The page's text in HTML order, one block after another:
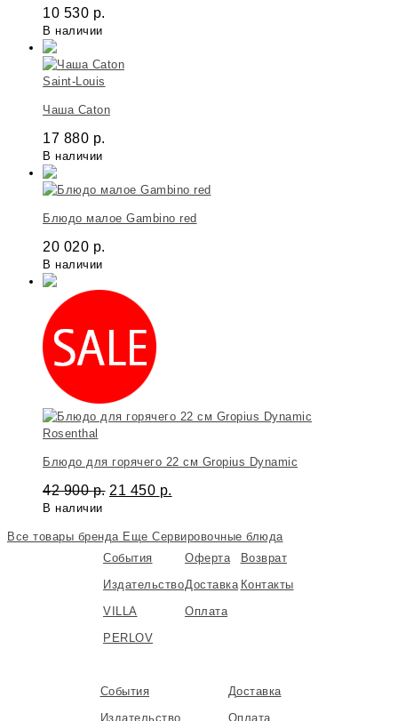
10 530 р.
В наличии
Saint-Louis
Чаша Caton
17 880 р.
В наличии
Блюдо малое Gambino red
20 020 р.
В наличии
Rosenthal
Блюдо для горячего 22 см Gropius Dynamic
42 900р. 21 450 р.
В наличии
Все товары бренда Еще Сервировочные блюда
События
Издательство
VILLA
PERLOV
Оферта
Доставка
Оплата
Возврат
Контакты
События
Издательство
Доставка
Оплата